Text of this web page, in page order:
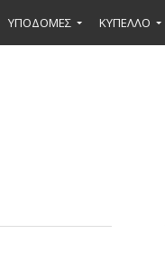
ΥΠΟΔΟΜΕΣ ΚΥΠΕΛΛΟ